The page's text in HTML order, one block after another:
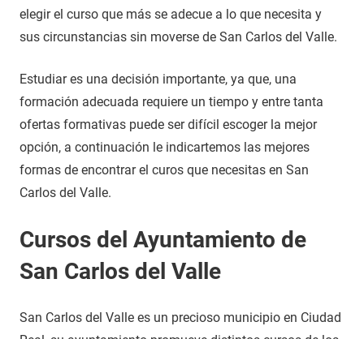
2020
elegir el curso que más se adecue a lo que necesita y
sus circunstancias sin moverse de San Carlos del Valle.
Estudiar es una decisión importante, ya que, una
formación adecuada requiere un tiempo y entre tanta
ofertas formativas puede ser difícil escoger la mejor
opción, a continuación le indicartemos las mejores
formas de encontrar el curos que necesitas en San
Carlos del Valle.
Cursos del Ayuntamiento de
San Carlos del Valle
San Carlos del Valle es un precioso municipio en Ciudad